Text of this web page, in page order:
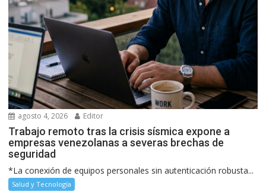
agosto 4, 2026 Editor
Trabajo remoto tras la crisis sísmica expone a
empresas venezolanas a severas brechas de
seguridad
*La conexión de equipos personales sin autenticación robusta...
Salud y Tecnología